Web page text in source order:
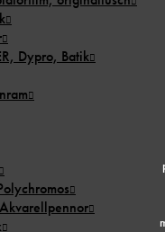
Dypro, Batik